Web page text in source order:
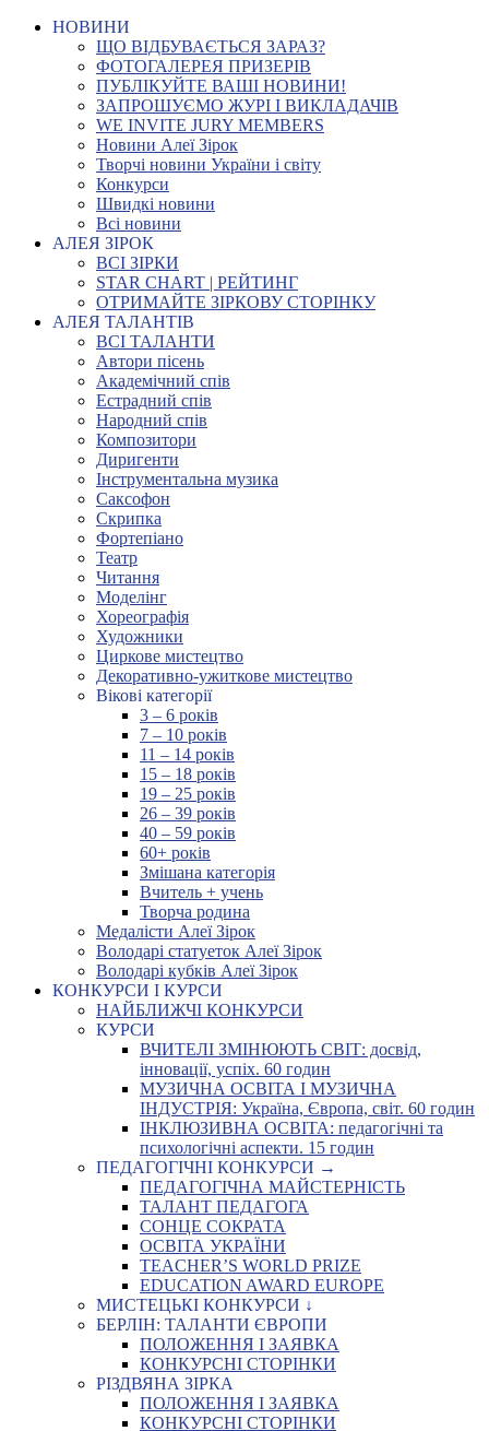
НОВИНИ
ЩО ВІДБУВАЄТЬСЯ ЗАРАЗ?
ФОТОГАЛЕРЕЯ ПРИЗЕРІВ
ПУБЛІКУЙТЕ ВАШІ НОВИНИ!
ЗАПРОШУЄМО ЖУРІ І ВИКЛАДАЧІВ
WE INVITE JURY MEMBERS
Новини Алеї Зірок
Творчі новини України і світу
Конкурси
Швидкі новини
Всі новини
АЛЕЯ ЗІРОК
ВСІ ЗІРКИ
STAR CHART | РЕЙТИНГ
ОТРИМАЙТЕ ЗІРКОВУ СТОРІНКУ
АЛЕЯ ТАЛАНТІВ
ВСІ ТАЛАНТИ
Автори пісень
Академічний спів
Естрадний спів
Народний спів
Композитори
Диригенти
Інструментальна музика
Саксофон
Скрипка
Фортепіано
Театр
Читання
Моделінг
Хореографія
Художники
Циркове мистецтво
Декоративно-ужиткове мистецтво
Вікові категорії
3 – 6 років
7 – 10 років
11 – 14 років
15 – 18 років
19 – 25 років
26 – 39 років
40 – 59 років
60+ років
Змішана категорія
Вчитель + учень
Творча родина
Медалісти Алеї Зірок
Володарі статуеток Алеї Зірок
Володарі кубків Алеї Зірок
КОНКУРСИ І КУРСИ
НАЙБЛИЖЧІ КОНКУРСИ
КУРСИ
ВЧИТЕЛІ ЗМІНЮЮТЬ СВІТ: досвід,
інновації, успіх. 60 годин
МУЗИЧНА ОСВІТА І МУЗИЧНА
ІНДУСТРІЯ: Україна, Європа, світ. 60 годин
ІНКЛЮЗИВНА ОСВІТА: педагогічні та
психологічні аспекти. 15 годин
ПЕДАГОГІЧНІ КОНКУРСИ →
ПЕДАГОГІЧНА МАЙСТЕРНІСТЬ
ТАЛАНТ ПЕДАГОГА
СОНЦЕ СОКРАТА
ОСВІТА УКРАЇНИ
TEACHER’S WORLD PRIZE
EDUCATION AWARD EUROPE
МИСТЕЦЬКІ КОНКУРСИ ↓
БЕРЛІН: ТАЛАНТИ ЄВРОПИ
ПОЛОЖЕННЯ І ЗАЯВКА
КОНКУРСНІ СТОРІНКИ
РІЗДВЯНА ЗІРКА
ПОЛОЖЕННЯ І ЗАЯВКА
КОНКУРСНІ СТОРІНКИ